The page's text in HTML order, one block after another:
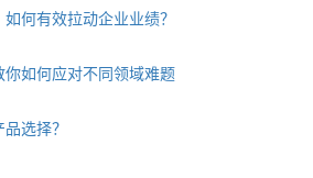
何有效拉动企业业绩？
如何应对不同领域难题
选择？